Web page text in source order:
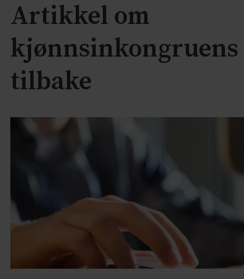
Artikkel om
tilbake